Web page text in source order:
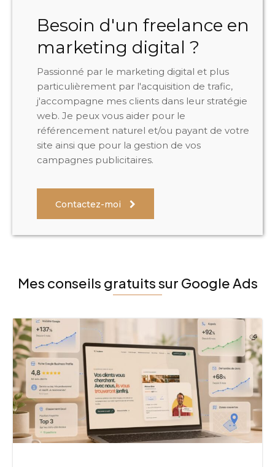
Besoin d'un freelance en
marketing digital ?
Passionné par le marketing digital et plus
particulièrement par l'acquisition de trafic,
j'accompagne mes clients dans leur stratégie
web. Je peux vous aider pour le
référencement naturel et/ou payant de votre
site ainsi que pour la gestion de vos
campagnes publicitaires.
Contactez-moi
Mes conseils gratuits sur Google Ads